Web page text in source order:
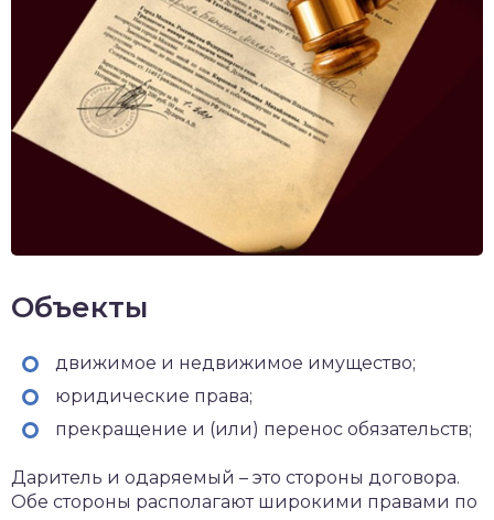
Объекты
движимое и недвижимое имущество;
юридические права;
прекращение и (или) перенос обязательств;
Даритель и одаряемый – это стороны договора.
Обе стороны располагают широкими правами по